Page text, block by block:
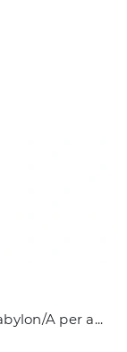
Ti presentiamo la sedia da pranzo Babylon/A per atmosfere moderne, tra le più originali Sedie fisse di Zamagna.